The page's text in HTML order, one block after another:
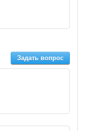
Задать вопрос